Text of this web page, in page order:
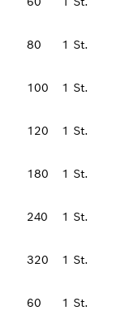
80 1 St.
100 1 St.
120 1 St.
180 1 St.
240 1 St.
320 1 St.
60 1 St.